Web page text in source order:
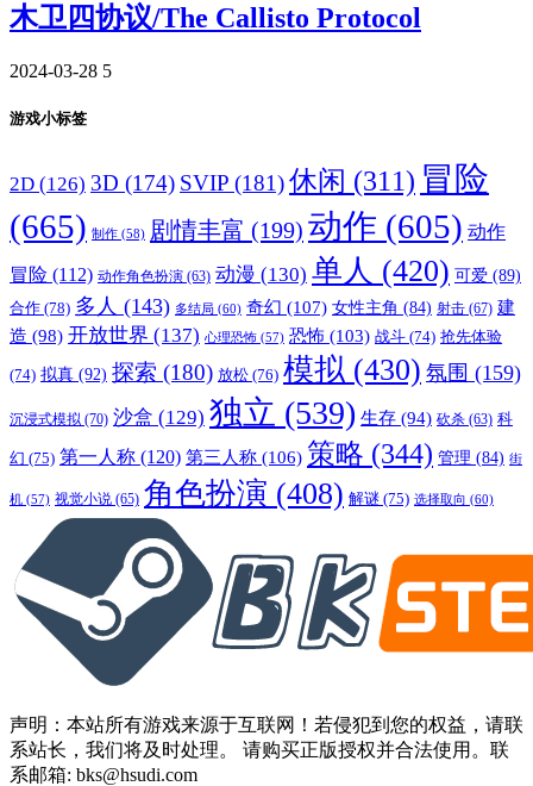
木卫四协议/The Callisto Protocol
2024-03-28 5
游戏小标签
2D (126) 3D (174) SVIP (181)休闲 (311) 冒险
(665) 制作 (58) 剧情丰富 (199) 动作 (605) 动作
冒险 (112) 动作角色扮演 (63) 动漫 (130) 单人 (420) 可爱 (89)
合作 (78) 多人 (143) 多结局 (60) 奇幻 (107) 女性主角 (84) 射击 (67) 建
造 (98) 开放世界 (137) 心理恐怖 (57) 恐怖 (103) 战斗 (74) 抢先体验
(74) 拟真 (92) 探索 (180) 放松 (76) 模拟 (430) 氛围 (159)
沉浸式模拟 (70) 沙盒 (129) 独立 (539) 生存 (94) 砍杀 (63) 科
幻 (75) 第一人称 (120) 第三人称 (106) 策略 (344) 管理 (84) 街
机 (57) 视觉小说 (65) 角色扮演 (408) 解谜 (75) 选择取向 (60)
声明：本站所有游戏来源于互联网！若侵犯到您的权益，请联
系站长，我们将及时处理。 请购买正版授权并合法使用。联
系邮箱: bks@hsudi.com